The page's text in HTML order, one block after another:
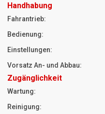
Handhabung
Fahrantrieb:
Bedienung:
Einstellungen:
Vorsatz An- und Abbau:
Zugänglichkeit
Wartung:
Reinigung: